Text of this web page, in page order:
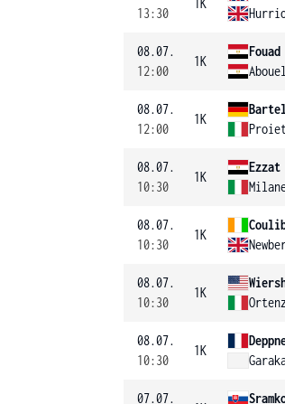
13:30
1K
08.07.
12:00
1K
08.07.
12:00
1K
08.07.
10:30
1K
08.07.
10:30
1K
08.07.
10:30
1K
08.07.
10:30
1K
07.07.